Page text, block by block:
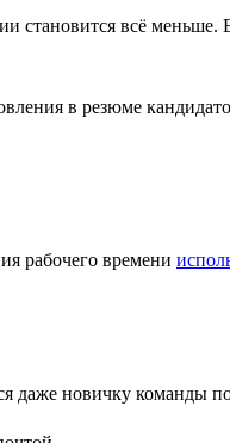
становится всё меньше.
в резюме
рабочего времени
даже новичку команды